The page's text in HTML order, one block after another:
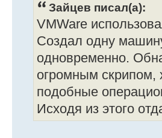
Зайцев писал(а):
VMWare
Создал одну
одновременно.
огромным скрипом,
подобные
Исходя из этого